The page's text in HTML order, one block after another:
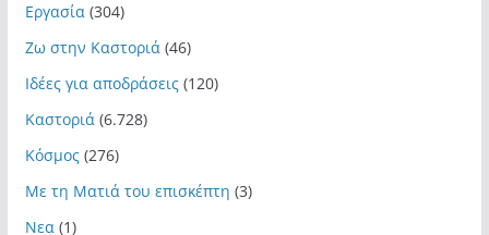
Εργασία(304)
Ζω στην Καστοριά(46)
Ιδέες για αποδράσεις(120)
Καστοριά(6.728)
Κόσμος(276)
Με τη Ματιά του επισκέπτη (3)
Νεα(1)